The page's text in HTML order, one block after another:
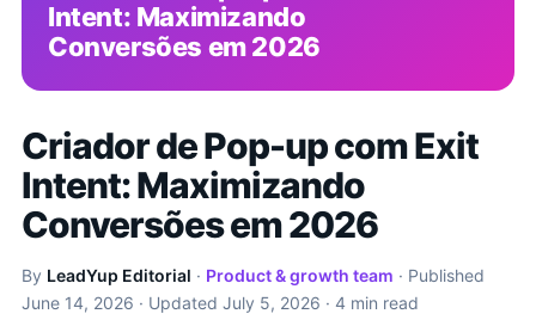
Intent: Maximizando
Conversões em 2026
Criador de Pop-up com Exit
Intent: Maximizando
Conversões em 2026
By LeadYup Editorial · Product & growth team · Published
June 14, 2026 · Updated July 5, 2026 · 4 min read